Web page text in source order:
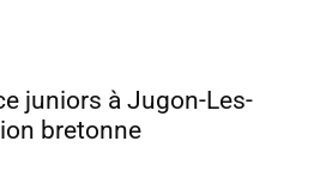
juniors à Jugon-Les-
bretonne